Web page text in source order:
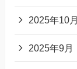
2025年10月
2025年9月